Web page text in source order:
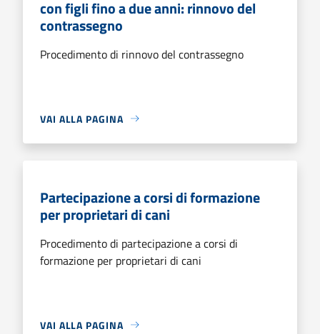
con figli fino a due anni: rinnovo del
contrassegno
Procedimento di rinnovo del contrassegno
VAI ALLA PAGINA
Partecipazione a corsi di formazione
per proprietari di cani
Procedimento di partecipazione a corsi di
formazione per proprietari di cani
VAI ALLA PAGINA